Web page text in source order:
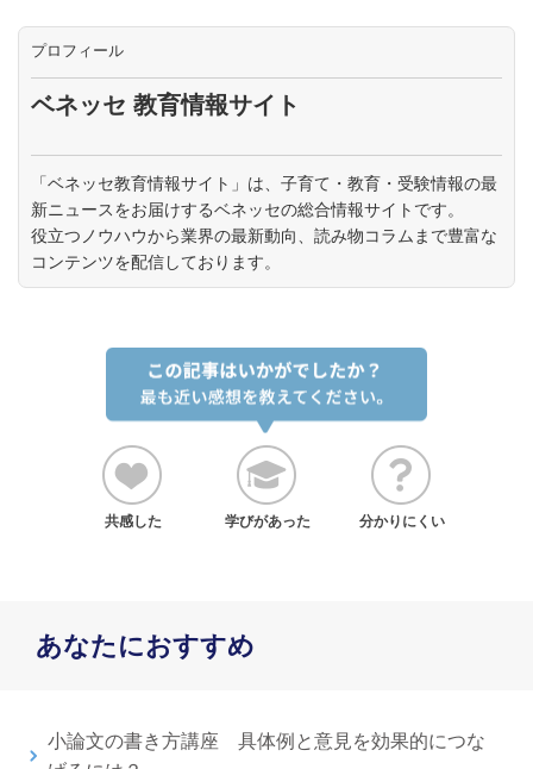
プロフィール
ベネッセ 教育情報サイト
「ベネッセ教育情報サイト」は、子育て・教育・受験情報の最
新ニュースをお届けするベネッセの総合情報サイトです。
役立つノウハウから業界の最新動向、読み物コラムまで豊富な
コンテンツを配信しております。
共感した 学びがあった 分かりにくい
あなたにおすすめ
小論文の書き方講座 具体例と意見を効果的につな